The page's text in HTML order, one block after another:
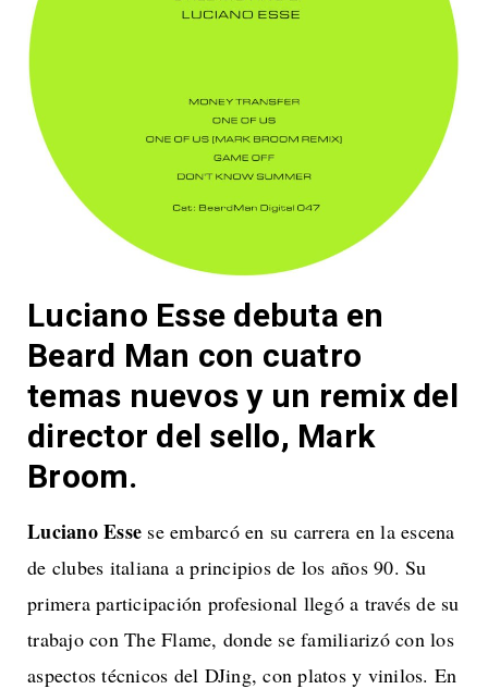
Luciano Esse debuta en
Beard Man con cuatro
temas nuevos y un remix del
director del sello, Mark
Broom.
Luciano Esse se embarcó en su carrera en la escena
de clubes italiana a principios de los años 90. Su
primera participación profesional llegó a través de su
trabajo con The Flame, donde se familiarizó con los
aspectos técnicos del DJing, con platos y vinilos. En